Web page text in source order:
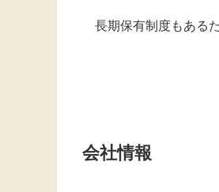
長期保有制度もある
会社情報